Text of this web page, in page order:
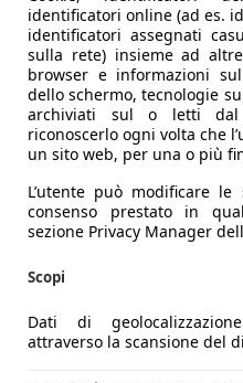
identificatori online (ad es.
identificatori assegnati
sulla rete) insieme ad
browser e informazioni
dello schermo, tecnologie
archiviati sul o letti dal
riconoscerlo ogni volta che
un sito web, per una o più
L’utente può modificare
consenso prestato in
sezione Privacy Manager
Scopi
Dati di
attraverso la scansione del